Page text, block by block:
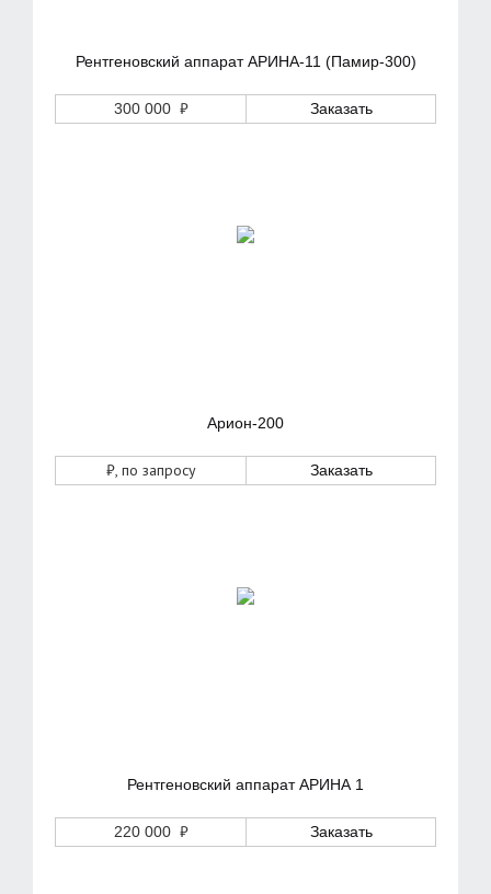
Рентгеновский аппарат АРИНА-11 (Памир-300)
300 000 ₽ Заказать
Арион-200
₽, по запросу Заказать
Рентгеновский аппарат АРИНА 1
220 000 ₽ Заказать